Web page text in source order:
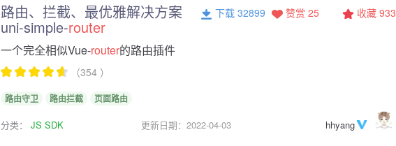
路由、拦截、最优雅解决方案
uni-simple-router
收藏 933
赞赏 25
下载 32899
一个完全相似Vue-router的路由插件
（354 ）
路由守卫 路由拦截 页面路由
分类： JS SDK 更新日期：2022-04-03 hhyang